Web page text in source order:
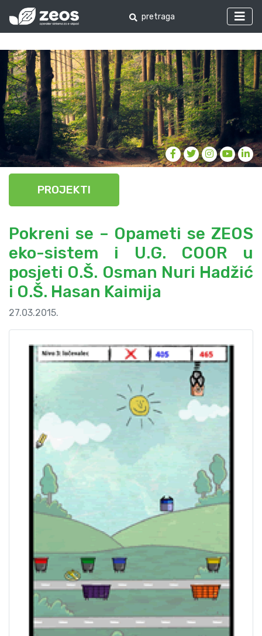
PROJEKTI
Pokreni se – Opameti se ZEOS
eko-sistem i U.G. COOR u
posjeti O.Š. Osman Nuri Hadžić
i O.Š. Hasan Kaimija
27.03.2015.